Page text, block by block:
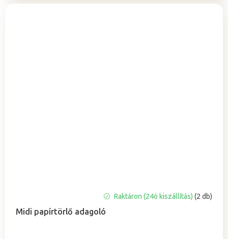
Midi papírtörlő adagoló
termék
átlagos
Raktáron (24ó kiszállítás)(2 db)